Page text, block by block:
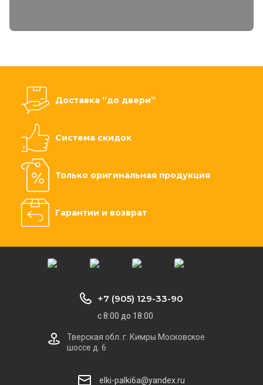
Доставка “до двери”
Система скидок
Только оригинальная продукция
Гарантии и возврат
+7 (905) 129-33-90
с 8:00 до 18:00
Тверская обл. г. Кимры Московское
шоссе д. 6
elki-palki6a@yandex.ru